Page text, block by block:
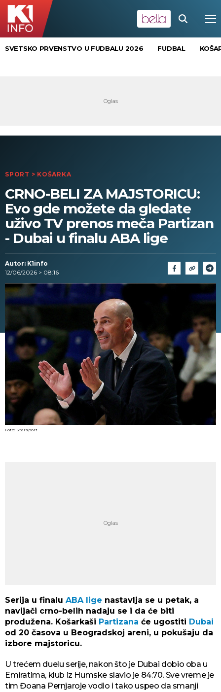
SVETSKO PRVENSTVO U FUDBALU 2026 FUDBAL
SPORT > KOŠARKA
CRNO-BELI ZA MAJSTORICU:
Evo gde možete da gledate
uživo TV prenos meča Partizan
- Dubai u finalu ABA lige
Autor: K1info
12/06/2026 > 08:16
Foto: Starsport
Serija u finalu ABA lige nastavlja se u petak, a
navijači crno-belih nadaju se i da će biti
produžena. Košarkaši Partizana će ugostiti Dubai
od 20 časova u Beogradskoj areni, u pokušaju da
izbore majstoricu.
U trećem duelu serije, nakon što je Dubai dobio oba u
Emiratima, klub iz Humske slavio je 84:70. Sve vreme je
tim Đoana Pernjaroje vodio i tako uspeo da smanji